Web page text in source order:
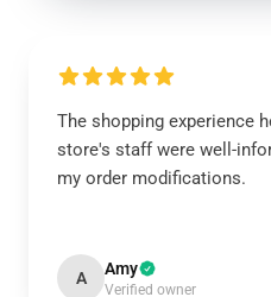
The shopping experience
store's staff were well-
my order modifications.
A Amy
Verified owner